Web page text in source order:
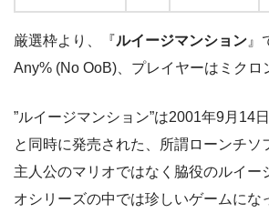
厳選枠より、『ルイージマンション 』
Any% (No OoB)、プレイヤーはミクロ
”ルイージマンション”は2001年9月14
と同時に発売された、所謂ローンチソ
主人公のマリオではなく脇役のルイー
オシリーズの中では珍しいゲームにな